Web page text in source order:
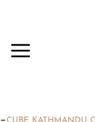
—CUBE KATHMANDU